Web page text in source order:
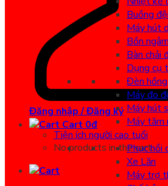
Đăng nhập / Đăng ký
Cart 0đ
No products in the cart.
Buồng
Máy hút
Bồn
Bàn chải
Dụng cụ
Đèn
Máy đo
Máy hút
Máy tăm
Tiện ích người cao tuổi
Phục hồi
Xe Lăn
Máy trợ